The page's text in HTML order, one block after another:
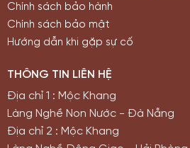
Chính sách bảo hành
Chính sách bảo mật
Hướng dẫn khi gặp sự cố
THÔNG TIN LIÊN HỆ
Địa chỉ 1 : Mộc Khang
Làng Nghề Non Nước - Đà Nẵng
Địa chỉ 2 : Mộc Khang